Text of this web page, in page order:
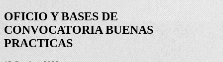
OFICIO Y BASES DE
CONVOCATORIA BUENAS
PRACTICAS